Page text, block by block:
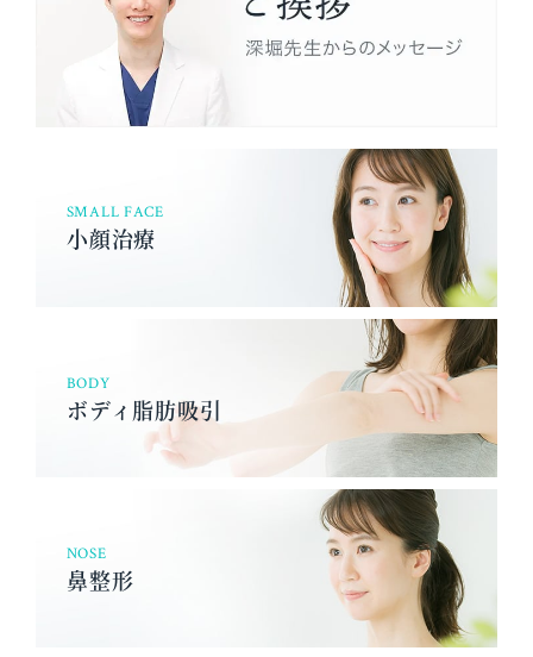
SMALL FACE
小顔治療
BODY
ボディ脂肪吸引
NOSE
鼻整形